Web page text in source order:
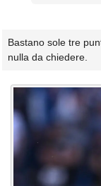
Bastano sole tre
nulla da chiedere.